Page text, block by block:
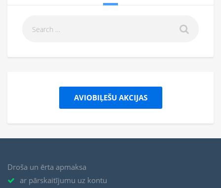
AVIOBIĻEŠU AKCIJAS
Droša un ērta apmaksa
ar pārskaitījumu uz kontu